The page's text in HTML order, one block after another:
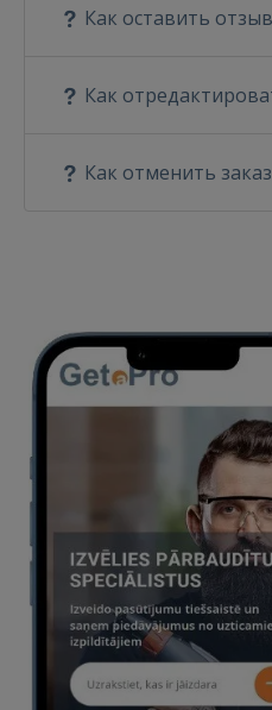
Как оставить отзыв
Как
Как отменить заказ